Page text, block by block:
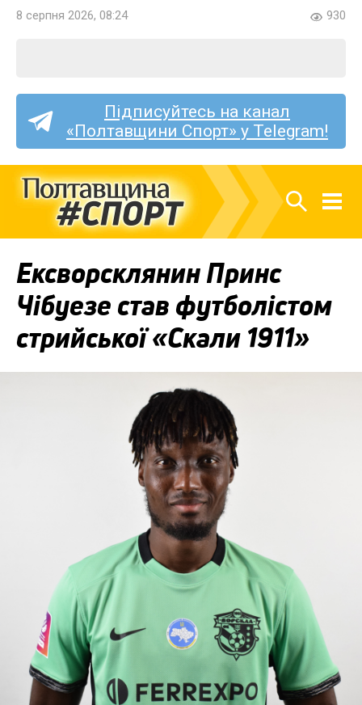
8 серпня 2026, 08:24 930
Підписуйтесь на канал
«Полтавщини Спорт» у Telegram!
Ексворсклянин Принс
Чібуезе став футболістом
стрийської «Скали 1911»